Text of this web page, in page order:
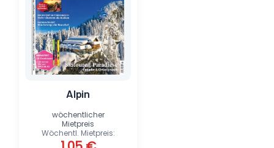
Alpin
Wöchentl. Mietpreis:
wöchentlicher
Mietpreis